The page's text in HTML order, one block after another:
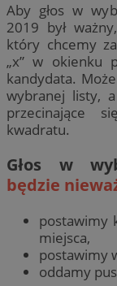
Aby głos w
2019 był
który chcemy
„x” w okienku
kandydata.
wybranej listy,
przecinające
kwadratu.
Głos w
będzie
postawimy
miejsca,
postawimy
oddamy